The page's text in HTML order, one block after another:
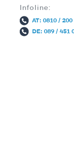
Infoline:
AT: 0810 / 200
DE: 089 / 451